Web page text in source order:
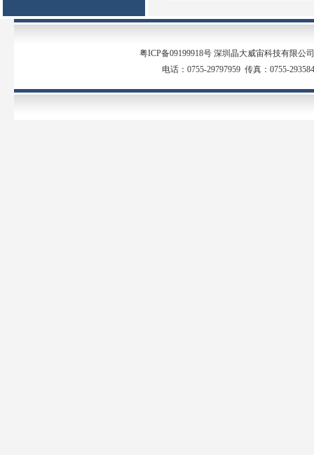
粤ICP备09199918号 深圳晶大威宙科技有限
电话：0755-29797959 传真：0755-